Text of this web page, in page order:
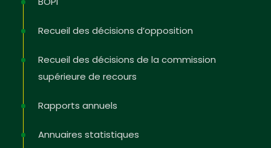
Recueil des décisions d’opposition
Recueil des décisions de la commission
supérieure de recours
Rapports annuels
Annuaires statistiques